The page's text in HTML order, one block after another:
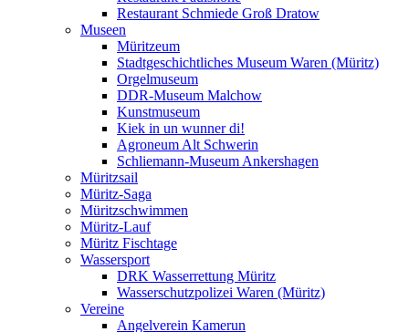
Restaurant Schmiede Groß Dratow
Museen
Müritzeum
Stadtgeschichtliches Museum Waren (Müritz)
Orgelmuseum
DDR-Museum Malchow
Kunstmuseum
Kiek in un wunner di!
Agroneum Alt Schwerin
Schliemann-Museum Ankershagen
Müritzsail
Müritz-Saga
Müritzschwimmen
Müritz-Lauf
Müritz Fischtage
Wassersport
DRK Wasserrettung Müritz
Wasserschutzpolizei Waren (Müritz)
Vereine
Angelverein Kamerun